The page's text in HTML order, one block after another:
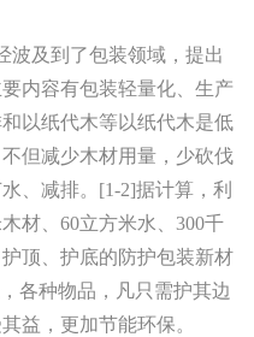
及到了包装领域，提出
内容有包装轻量化、生产
以纸代木等以纸代木是低
但减少木材用量，少砍伐
、减排。[1-2]据计算，利
材、60立方米水、300千
顶、护底的防护包装新材
各种物品，凡只需护其边
益，更加节能环保。